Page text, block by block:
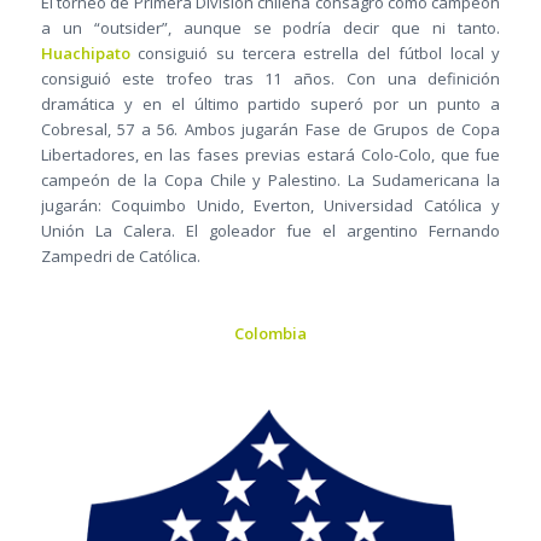
a un “outsider”, aunque se podría decir que ni tanto.
Huachipatoconsiguió su tercera estrella del fútbol local y
consiguió este trofeo tras 11 años. Con una definición
dramática y en el último partido superó por un punto a
Cobresal, 57 a 56. Ambos jugarán Fase de Grupos de Copa
Libertadores, en las fases previas estará Colo-Colo, que fue
campeón de la Copa Chile y Palestino. La Sudamericana la
jugarán: Coquimbo Unido, Everton, Universidad Católica y
Unión La Calera. El goleador fue el argentino Fernando
Zampedri de Católica.
Colombia